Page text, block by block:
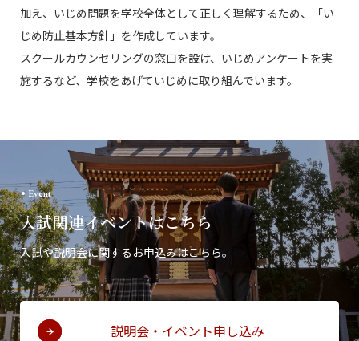
加え、いじめ問題を学校全体として正しく理解するため、「い
じめ防止基本方針」を作成しています。
スクールカウンセリングの窓口を設け、いじめアンケートを実
施するなど、学校をあげていじめに取り組んでいます。
Event
入試関連イベントはこちら
入試や説明会に関するお申込みはこちら。
説明会・イベント申し込み